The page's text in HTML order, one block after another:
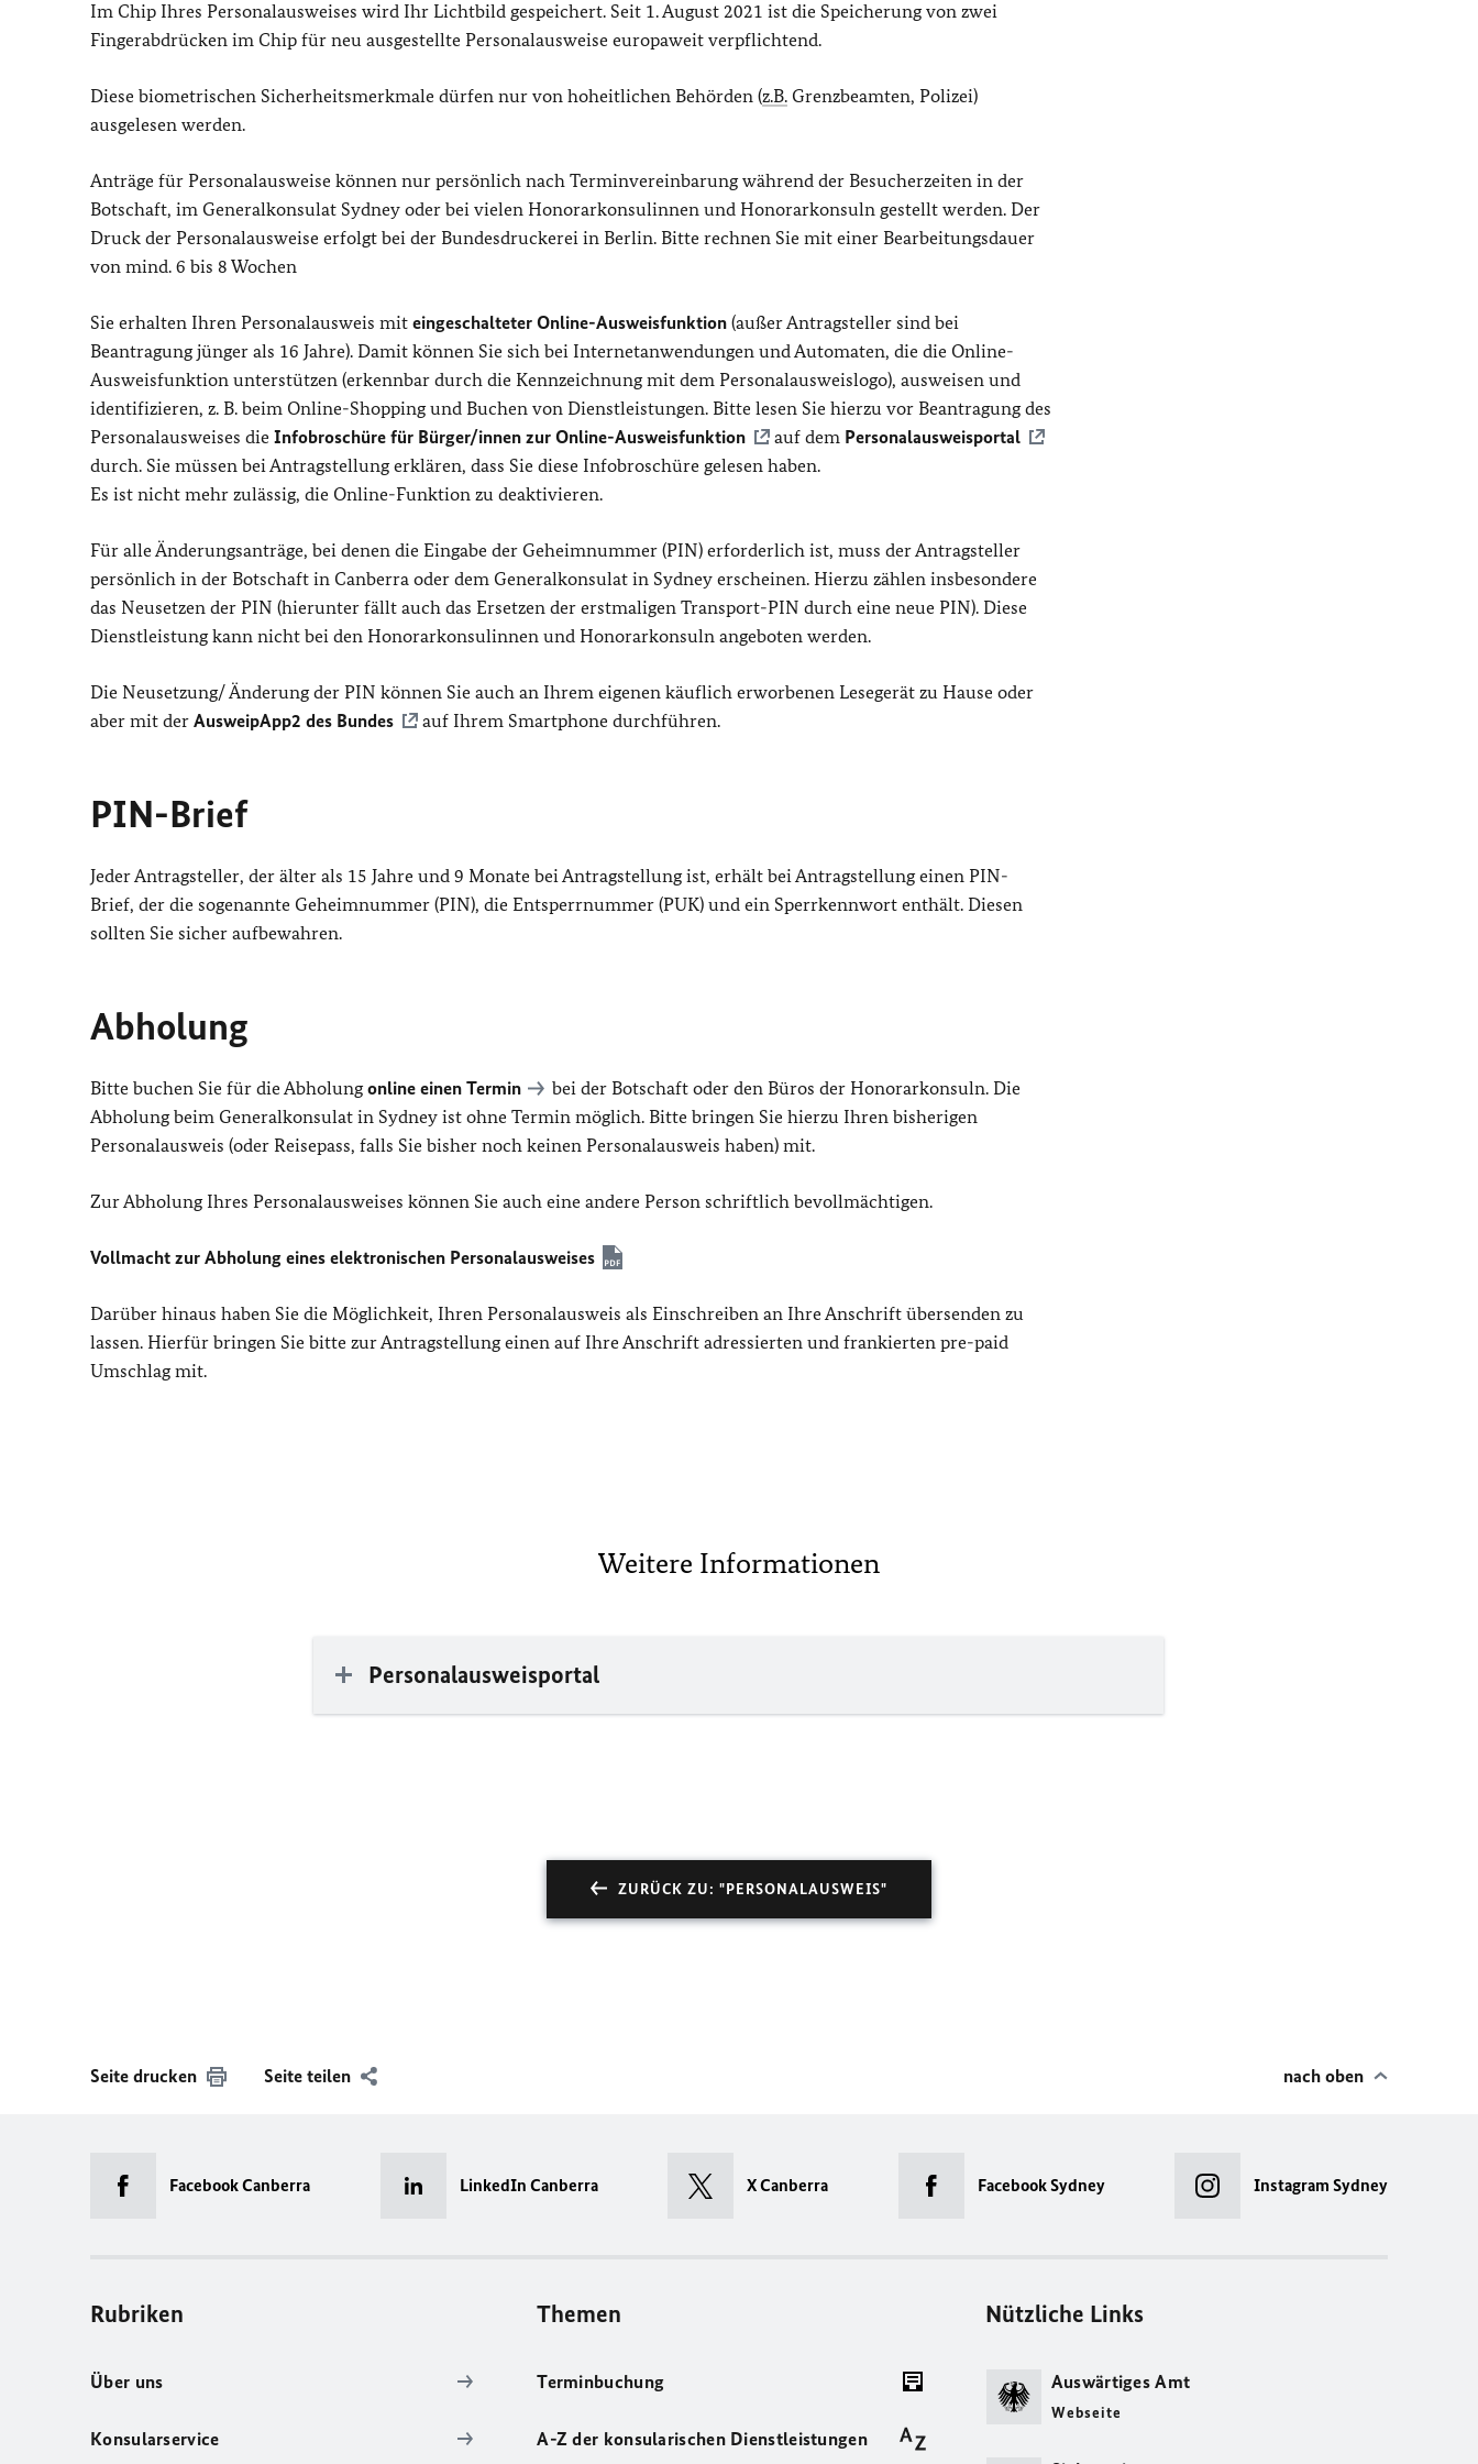
Im Chip Ihres Personalausweises wird Ihr Lichtbild gespeichert. Seit 1. August 2021 ist die Speicherung von zwei
Fingerabdrücken im Chip für neu ausgestellte Personalausweise europaweit verpflichtend.
Diese biometrischen Sicherheitsmerkmale dürfen nur von hoheitlichen Behörden (z.B. Grenzbeamten, Polizei)
ausgelesen werden.
Anträge für Personalausweise können nur persönlich nach Terminvereinbarung während der Besucherzeiten in der
Botschaft, im Generalkonsulat Sydney oder bei vielen Honorarkonsulinnen und Honorarkonsuln gestellt werden. Der
Druck der Personalausweise erfolgt bei der Bundesdruckerei in Berlin. Bitte rechnen Sie mit einer Bearbeitungsdauer
von mind. 6 bis 8 Wochen
Sie erhalten Ihren Personalausweis mit eingeschalteter Online-Ausweisfunktion (außer Antragsteller sind bei
Beantragung jünger als 16 Jahre). Damit können Sie sich bei Internetanwendungen und Automaten, die die Online-
Ausweisfunktion unterstützen (erkennbar durch die Kennzeichnung mit dem Personalausweislogo), ausweisen und
identifizieren, z. B. beim Online-Shopping und Buchen von Dienstleistungen. Bitte lesen Sie hierzu vor Beantragung des
Personalausweises die Infobroschüre für Bürger/innen zur Online-Ausweisfunktion auf dem Personalausweisportal
durch. Sie müssen bei Antragstellung erklären, dass Sie diese Infobroschüre gelesen haben.
Es ist nicht mehr zulässig, die Online-Funktion zu deaktivieren.
Für alle Änderungsanträge, bei denen die Eingabe der Geheimnummer (PIN) erforderlich ist, muss der Antragsteller
persönlich in der Botschaft in Canberra oder dem Generalkonsulat in Sydney erscheinen. Hierzu zählen insbesondere
das Neusetzen der PIN (hierunter fällt auch das Ersetzen der erstmaligen Transport-PIN durch eine neue PIN). Diese
Dienstleistung kann nicht bei den Honorarkonsulinnen und Honorarkonsuln angeboten werden.
Die Neusetzung/ Änderung der PIN können Sie auch an Ihrem eigenen käuflich erworbenen Lesegerät zu Hause oder
aber mit der AusweipApp2 des Bundes auf Ihrem Smartphone durchführen.
PIN-Brief
Jeder Antragsteller, der älter als 15 Jahre und 9 Monate bei Antragstellung ist, erhält bei Antragstellung einen PIN-
Brief, der die sogenannte Geheimnummer (PIN), die Entsperrnummer (PUK) und ein Sperrkennwort enthält. Diesen
sollten Sie sicher aufbewahren.
Abholung
Bitte buchen Sie für die Abholungonline einen Termin
bei der Botschaft oder den Büros der Honorarkonsuln. Die
Abholung beim Generalkonsulat in Sydney ist ohne Termin möglich. Bitte bringen Sie hierzu Ihren bisherigen
Personalausweis (oder Reisepass, falls Sie bisher noch keinen Personalausweis haben) mit.
Zur Abholung Ihres Personalausweises können Sie auch eine andere Person schriftlich bevollmächtigen.
Vollmacht zur Abholung eines elektronischen Personalausweises
Darüber hinaus haben Sie die Möglichkeit, Ihren Personalausweis als Einschreiben an Ihre Anschrift übersenden zu
lassen. Hierfür bringen Sie bitte zur Antragstellung einen auf Ihre Anschrift adressierten und frankierten pre-paid
Umschlag mit.
Weitere Informationen
Personalausweisportal
ZURÜCK ZU: "PERSONALAUSWEIS"
Seite drucken Seite teilen nach oben
Facebook Canberra LinkedIn Canberra X Canberra Facebook Sydney Instagram Sydney
Rubriken
Über uns
Konsularservice
Themen
Terminbuchung
A-Z der konsularischen Dienstleistungen
Nützliche Links
Auswärtiges Amt
Webseite